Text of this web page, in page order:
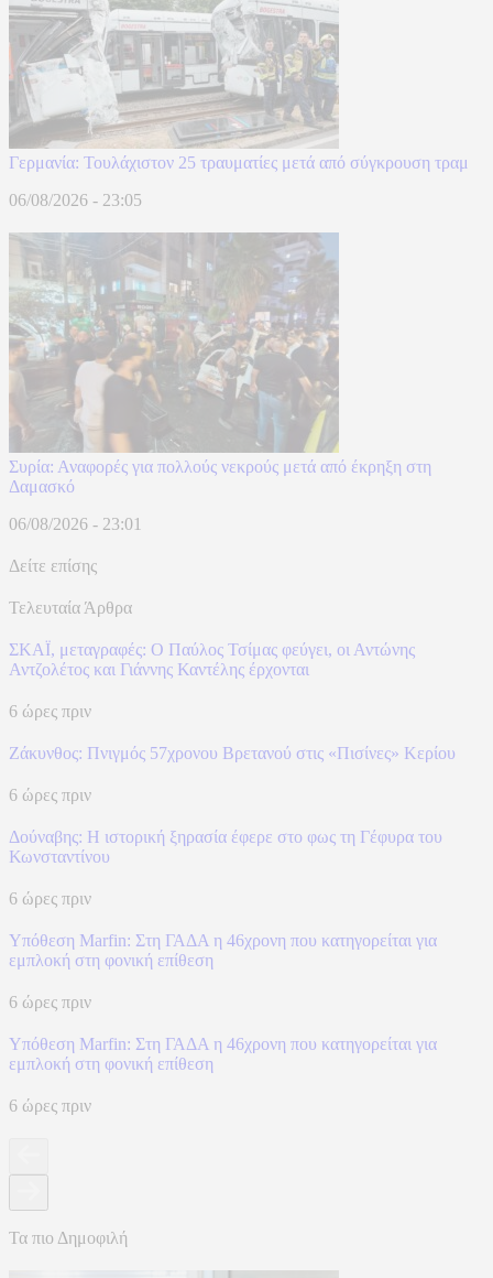
Γερμανία: Τουλάχιστον 25 τραυματίες μετά από σύγκρουση τραμ
06/08/2026 - 23:05
Συρία: Αναφορές για πολλούς νεκρούς μετά από έκρηξη στη
Δαμασκό
06/08/2026 - 23:01
Δείτε επίσης
Τελευταία Άρθρα
ΣΚΑΪ, μεταγραφές: Ο Παύλος Τσίμας φεύγει, οι Αντώνης
Αντζολέτος και Γιάννης Καντέλης έρχονται
6 ώρες πριν
Ζάκυνθος: Πνιγμός 57χρονου Βρετανού στις «Πισίνες» Κερίου
6 ώρες πριν
Δούναβης: Η ιστορική ξηρασία έφερε στο φως τη Γέφυρα του
Κωνσταντίνου
6 ώρες πριν
Υπόθεση Marfin: Στη ΓΑΔΑ η 46χρονη που κατηγορείται για
εμπλοκή στη φονική επίθεση
6 ώρες πριν
Υπόθεση Marfin: Στη ΓΑΔΑ η 46χρονη που κατηγορείται για
εμπλοκή στη φονική επίθεση
6 ώρες πριν
Τα πιο Δημοφιλή